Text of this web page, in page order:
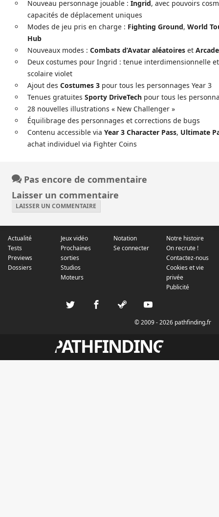
Nouveau personnage jouable : Ingrid, avec pouvoirs
capacités de déplacement uniques
Modes de jeu pris en charge : Fighting Ground, World
Hub
Nouveaux modes : Combats d’Avatar aléatoires et
Deux costumes pour Ingrid : tenue interdimensionnelle
scolaire violet
Ajout des Costumes 3 pour tous les personnages Year 3
Tenues gratuites Sporty DriveTech pour tous les
28 nouvelles illustrations « New Challenger »
Équilibrage des personnages et corrections de bugs
Contenu accessible via Year 3 Character Pass, Ultimate
achat individuel via Fighter Coins
Pas encore de commentaire
Laisser un commentaire
LAISSER UN COMMENTAIRE
Actualité
Tests
Previews
Dossiers
Jeux vidéo
Prochaines
sorties
Studios
Moteurs
Notation
Se connecter
Notre histoire
On recrute !
Contactez-nous
Cookies et vie
privée
Publicité
© 2009 - 2026 pathfinding.fr
PATHFINDING